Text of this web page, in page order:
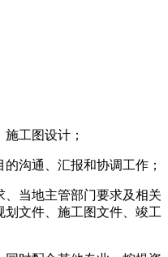
地勘单位提勘察资料，配
型；
结构形式的造价提供必要
、单构件设计计算；进行
制等；
期咨询、中期设计、后期
的各项评审会；